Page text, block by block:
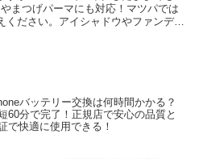
まつげパーマにも対応！マツパでは
ださい。アイシャドウやファンデー
バッテリー交換は何時間かかる？
60分で完了！正規店で安心の品質と
で快適に使用できる！